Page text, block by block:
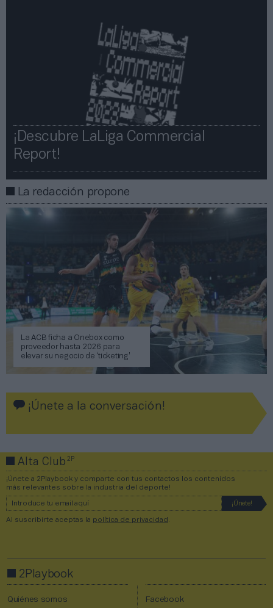
¡Descubre LaLiga Commercial
Report!​​
La redacción propone
La ACB ficha a Onebox como
proveedor hasta 2026 para
elevar su negocio de ‘ticketing’
¡Únete a la conversación!
Alta Club2P
¡Únete a 2Playbook y comparte con tus contactos los contenidos
más relevantes sobre la industria del deporte!
Al suscribirte aceptas la política de privacidad
2Playbook
Quiénes somos Facebook